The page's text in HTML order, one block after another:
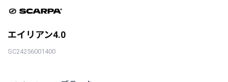
エイリアン4.0
SC24256001400